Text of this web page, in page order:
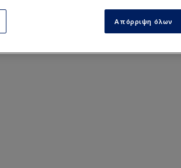
Απόρριψη όλων